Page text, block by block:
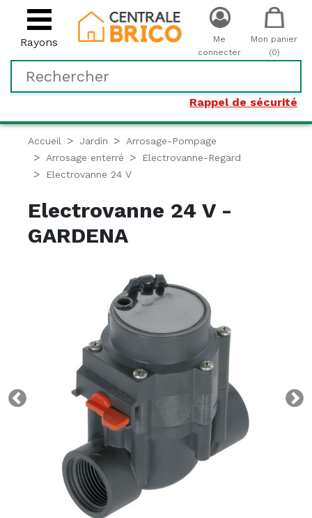
Rayons
Rappel de sécurité
Me
connecter
Mon panier
(0)
Accueil Jardin
Arrosage-Pompage
Arrosage enterré
Electrovanne-Regard
Electrovanne 24 V
Electrovanne 24 V -
GARDENA